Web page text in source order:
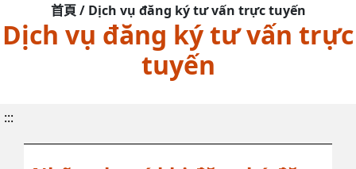
首頁 / Dịch vụ đăng ký tư vấn trực tuyến
Dịch vụ đăng ký tư vấn trực
tuyến
:::